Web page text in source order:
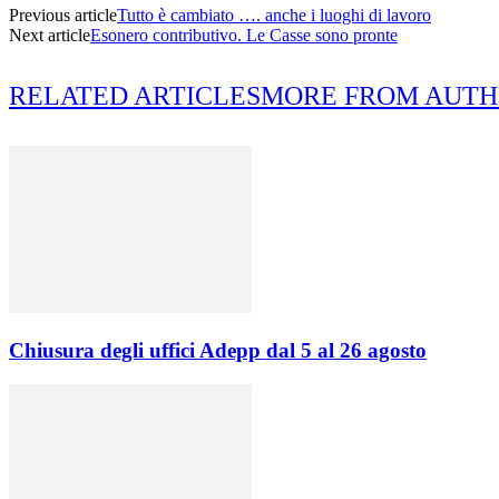
Previous articleTutto è cambiato …. anche i luoghi di lavoro
Next articleEsonero contributivo. Le Casse sono pronte
RELATED ARTICLESMORE FROM
Chiusura degli uffici Adepp dal 5 al 26 agosto